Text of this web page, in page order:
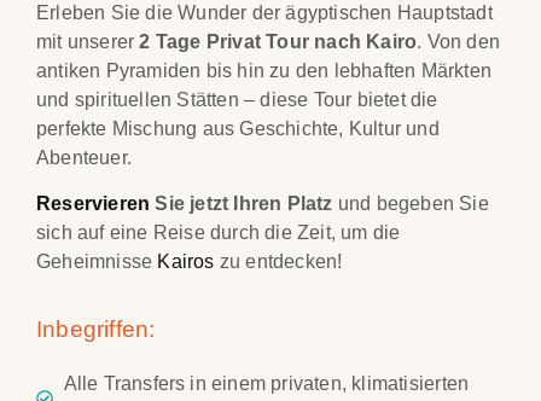
Erleben Sie die Wunder der ägyptischen Hauptstadt
mit unserer2 Tage Privat Tour nach Kairo. Von den
antiken Pyramiden bis hin zu den lebhaften Märkten
und spirituellen Stätten – diese Tour bietet die
perfekte Mischung aus Geschichte, Kultur und
Abenteuer.
Reservieren Sie jetzt Ihren Platz und begeben Sie
sich auf eine Reise durch die Zeit, um die
Geheimnisse Kairos zu entdecken!
Inbegriffen:
Alle Transfers in einem privaten, klimatisierten